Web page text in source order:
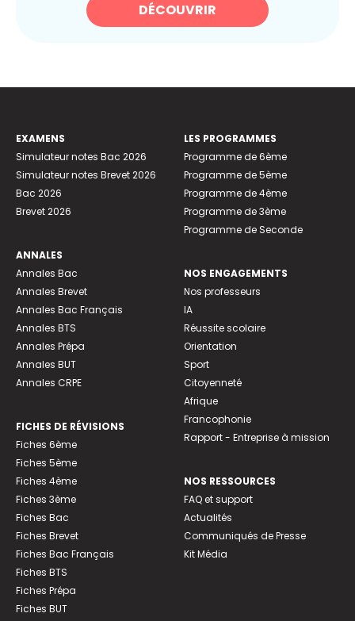
DÉCOUVRIR
EXAMENS
Simulateur notes Bac 2026
Simulateur notes Brevet 2026
Bac 2026
Brevet 2026
ANNALES
Annales Bac
Annales Brevet
Annales Bac Français
Annales BTS
Annales Prépa
Annales BUT
Annales CRPE
FICHES DE RÉVISIONS
Fiches 6ème
Fiches 5ème
Fiches 4ème
Fiches 3ème
Fiches Bac
Fiches Brevet
Fiches Bac Français
Fiches BTS
Fiches Prépa
Fiches BUT
LES PROGRAMMES
Programme de 6ème
Programme de 5ème
Programme de 4ème
Programme de 3ème
Programme de Seconde
NOS ENGAGEMENTS
Nos professeurs
IA
Réussite scolaire
Orientation
Sport
Citoyenneté
Afrique
Francophonie
Rapport - Entreprise à mission
NOS RESSOURCES
FAQ et support
Actualités
Communiqués de Presse
Kit Média